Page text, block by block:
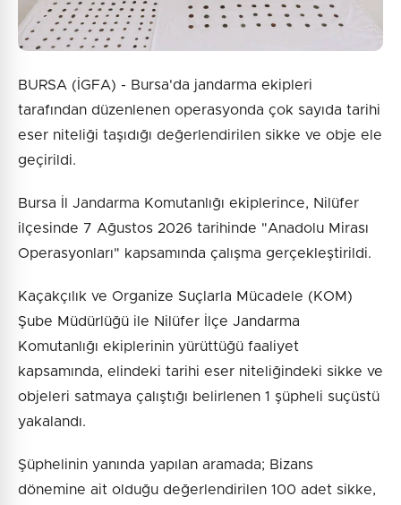
BURSA (İGFA) - Bursa'da jandarma ekipleri
tarafından düzenlenen operasyonda çok sayıda tarihi
eser niteliği taşıdığı değerlendirilen sikke ve obje ele
geçirildi.
Bursa İl Jandarma Komutanlığı ekiplerince, Nilüfer
ilçesinde 7 Ağustos 2026 tarihinde "Anadolu Mirası
Operasyonları" kapsamında çalışma gerçekleştirildi.
Kaçakçılık ve Organize Suçlarla Mücadele (KOM)
Şube Müdürlüğü ile Nilüfer İlçe Jandarma
Komutanlığı ekiplerinin yürüttüğü faaliyet
kapsamında, elindeki tarihi eser niteliğindeki sikke ve
objeleri satmaya çalıştığı belirlenen 1 şüpheli suçüstü
yakalandı.
Şüphelinin yanında yapılan aramada; Bizans
dönemine ait olduğu değerlendirilen 100 adet sikke,